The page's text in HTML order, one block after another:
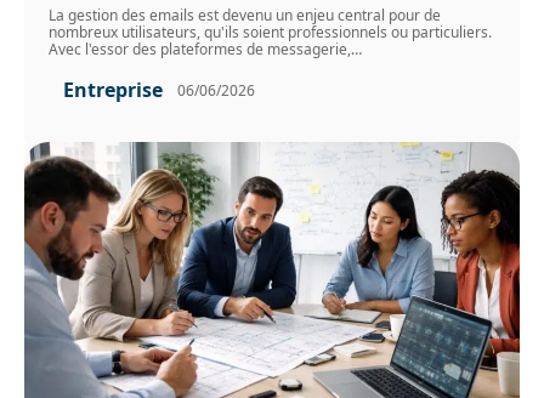
La gestion des emails est devenu un enjeu central pour de
nombreux utilisateurs, qu'ils soient professionnels ou particuliers.
Avec l'essor des plateformes de messagerie,…
Entreprise 06/06/2026